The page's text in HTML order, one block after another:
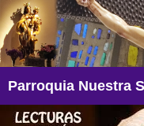
Saltar
al
contenido